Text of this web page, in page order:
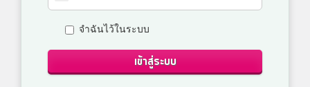
จำฉันไว้ในระบบ
เข้าสู่ระบบ